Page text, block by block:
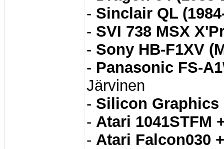
- Sinclair QL
- SVI 738 MSX
- Sony HB-F1XV
- Panasonic FS-
Järvinen
- Silicon Graphics
- Atari 1041STFM
- Atari Falcon030